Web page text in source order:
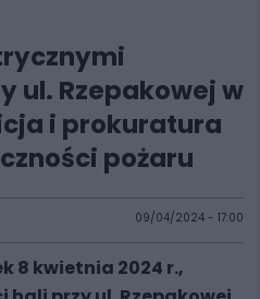
ul. Rzepakowej w
i prokuratura
pożaru
09/04/2024 - 17:00
8 kwietnia 2024 r.,